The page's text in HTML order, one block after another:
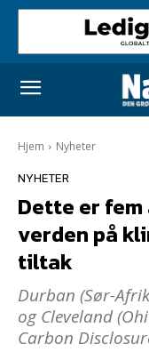
Hjem Nyheter
NYHETER
Dette er
verden på
tiltak
Durban (Sør-
og Cleveland
Carbon